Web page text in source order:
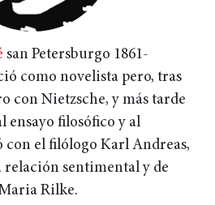
san Petersburgo 1861-
como novelista pero, tras
con Nietzsche, y más tarde
ensayo filosófico y al
con el filólogo Karl Andreas,
sentimental y de
Rilke.